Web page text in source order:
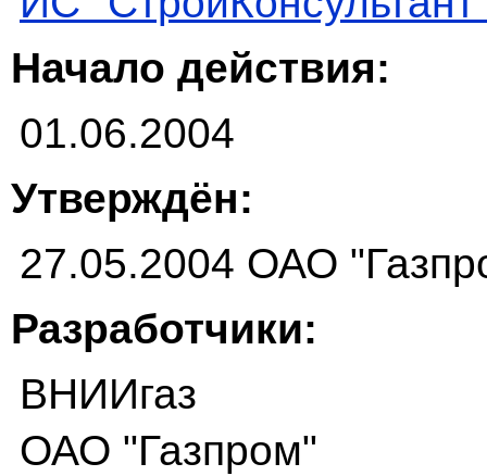
Начало действия:
01.06.2004
Утверждён:
27.05.2004 ОАО
Разработчики:
ВНИИгаз
ОАО "Газпром"